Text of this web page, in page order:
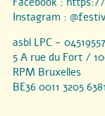
Instagram :
asbl LPC -
5 A rue du Fort /
RPM Bruxelles
BE36 0011 3205 6381